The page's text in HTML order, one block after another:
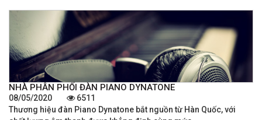
NHÀ PHÂN PHỐI ĐÀN PIANO DYNATONE
08/05/2020
6511
Thương hiệu đàn Piano Dynatone bắt nguồn từ Hàn Quốc, với